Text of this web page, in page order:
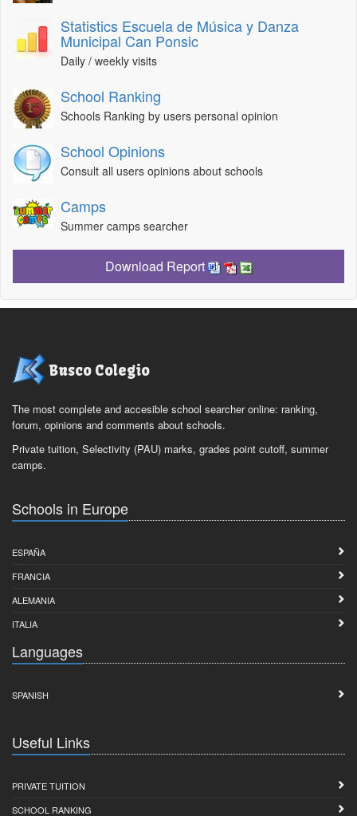
Statistics Escuela de Música y Danza
Municipal Can Ponsic
Daily / weekly visits
School Ranking
Schools Ranking by users personal opinion
School Opinions
Consult all users opinions about schools
Camps
Summer camps searcher
Download Report
Busco Colegio
The most complete and accesible school searcher online: ranking,
forum, opinions and comments about schools.
Private tuition, Selectivity (PAU) marks, grades point cutoff, summer
camps.
Schools in Europe
ESPAÑA
FRANCIA
ALEMANIA
ITALIA
Languages
SPANISH
Useful Links
PRIVATE TUITION
SCHOOL RANKING